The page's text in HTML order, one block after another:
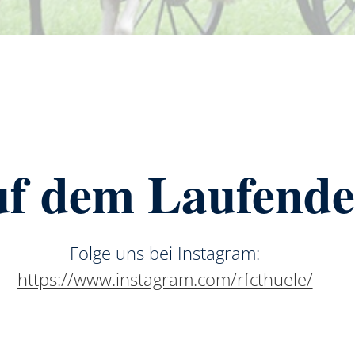
dem
Folge uns bei Instagram:
https://www.instagram.com/rfcthuele/